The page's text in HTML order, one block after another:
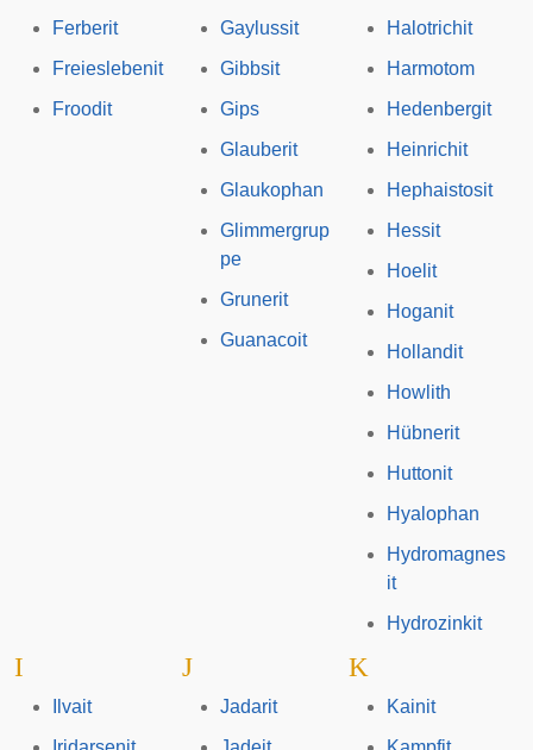
Ferberit
Freieslebenit
Froodit
Gaylussit
Gibbsit
Gips
Glauberit
Glaukophan
Glimmergrup
pe
Grunerit
Guanacoit
Halotrichit
Harmotom
Hedenbergit
Heinrichit
Hephaistosit
Hessit
Hoelit
Hoganit
Hollandit
Howlith
Hübnerit
Huttonit
Hyalophan
Hydromagnes
it
Hydrozinkit
I
Ilvait
J
Jadarit
K
Kainit